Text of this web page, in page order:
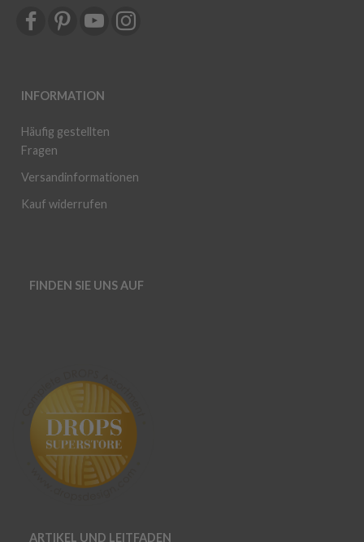
INFORMATION
Häufig gestellten
Fragen
Versandinformationen
Kauf widerrufen
FINDEN SIE UNS AUF
ARTIKEL UND LEITFADEN